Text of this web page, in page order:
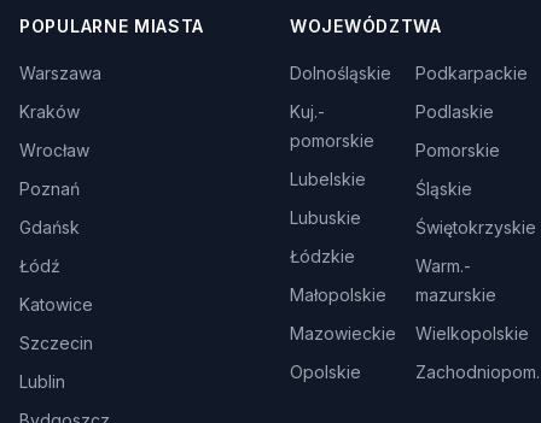
POPULARNE MIASTA
Warszawa
Kraków
Wrocław
Poznań
Gdańsk
Łódź
Katowice
Szczecin
Lublin
WOJEWÓDZTWA
Dolnośląskie
Kuj.-
pomorskie
Lubelskie
Lubuskie
Łódzkie
Małopolskie
Mazowieckie
Opolskie
Podkarpackie
Podlaskie
Pomorskie
Śląskie
Świętokrzyskie
Warm.-
mazurskie
Wielkopolskie
Zachodniopom.